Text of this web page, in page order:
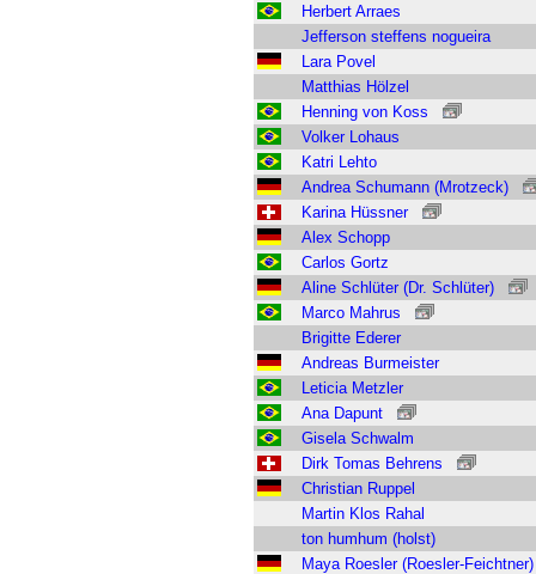
Herbert Arraes
Jefferson steffens nogueira
Lara Povel
Matthias Hölzel
Henning von Koss
Volker Lohaus
Katri Lehto
Andrea Schumann (Mrotzeck)
Karina Hüssner
Alex Schopp
Carlos Gortz
Aline Schlüter (Dr. Schlüter)
Marco Mahrus
Brigitte Ederer
Andreas Burmeister
Leticia Metzler
Ana Dapunt
Gisela Schwalm
Dirk Tomas Behrens
Christian Ruppel
Martin Klos Rahal
ton humhum (holst)
Maya Roesler (Roesler-Feichtner)